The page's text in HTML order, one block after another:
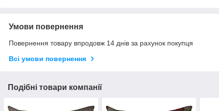
Умови повернення
Повернення товару впродовж 14 днів за рахунок покупця
Всі умови повернення
Подібні товари компанії